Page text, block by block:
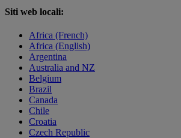
Siti web locali:
Africa (French)
Africa (English)
Argentina
Australia and NZ
Belgium
Brazil
Canada
Chile
Croatia
Czech Republic